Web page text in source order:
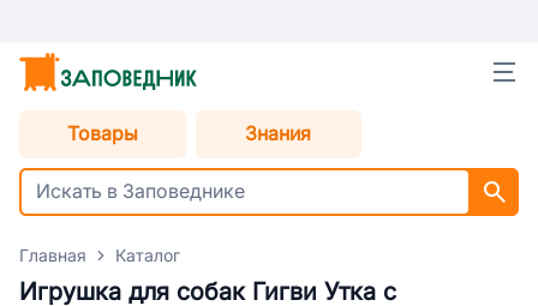
Товары Знания
Главная Каталог
Игрушка для собак Гигви Утка с